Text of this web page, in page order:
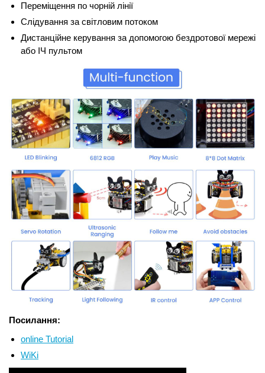
Переміщення по чорній лінії
Слідування за світловим потоком
Дистанційне керування за допомогою бездротової мережі
або ІЧ пультом
Посилання:
online Tutorial
WiKi